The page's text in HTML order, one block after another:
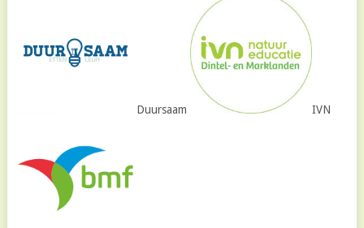
Duursaam IVN